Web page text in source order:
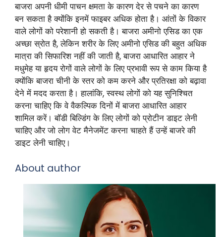
बाजरा अपनी धीमी पाचन क्षमता के कारण देर से पचने का कारण
बन सकता है क्योंकि इनमें फाइबर अधिक होता है। आंतों के विकार
वाले लोगों को परेशानी हो सकती है। बाजरा अमीनो एसिड का एक
अच्छा स्रोत है, लेकिन शरीर के लिए अमीनो एसिड की बहुत अधिक
मात्रा की सिफारिश नहीं की जाती है, बाजरा आधारित आहार ने
मधुमेह या हृदय रोगों वाले लोगों के लिए प्रभावी रूप से काम किया है
क्योंकि बाजरा चीनी के स्तर को कम करने और प्रतिरक्षा को बढ़ावा
देने में मदद करता है। हालांकि, स्वस्थ लोगों को यह सुनिश्चित
करना चाहिए कि वे वैकल्पिक दिनों में बाजरा आधारित आहार
शामिल करें। बॉडी बिल्डिंग के लिए लोगों को प्रोटीन डाइट लेनी
चाहिए और जो लोग वेट मैनेजमेंट करना चाहते हैं उन्हें बाजरे की
डाइट लेनी चाहिए।
About author